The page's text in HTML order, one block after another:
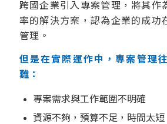
跨國企業引入專案管理，將其作
率的解決方案，認為企業的成功
管理。
但是在實際運作中，專案管理
難：
專案需求與工作範圍不明確
資源不夠，預算不足，時間太短